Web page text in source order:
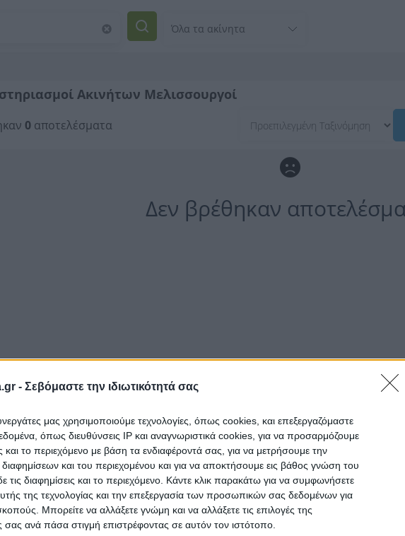
- Σεβόμαστε την ιδιωτικότητά σας
μας χρησιμοποιούμε τεχνολογίες, όπως cookies, και επεξεργαζόμαστε
όπως διευθύνσεις IP και αναγνωριστικά cookies, για να προσαρμόζουμε
και το περιεχόμενο με βάση τα ενδιαφέροντά σας, για να μετρήσουμε την
και του περιεχομένου και για να αποκτήσουμε εις βάθος γνώση του
τις διαφημίσεις και το περιεχόμενο. Κάντε κλικ παρακάτω για να συμφωνήσετε
της τεχνολογίας και την επεξεργασία των προσωπικών σας δεδομένων για
Μπορείτε να αλλάξετε γνώμη και να αλλάξετε τις επιλογές της
σας ανά πάσα στιγμή επιστρέφοντας σε αυτόν τον ιστότοπο.
Ακινήτων Μελισσουργοί
0 αποτελέσματα
Δεν βρέθηκαν